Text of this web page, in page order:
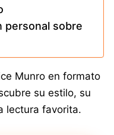
personal sobre
Munro en formato
su estilo, su
lectura favorita.